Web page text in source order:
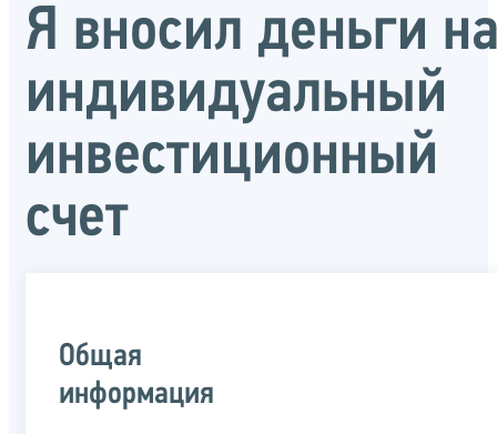
Я вносил деньги
индивидуальный
инвестиционный
счет
Общая
информация